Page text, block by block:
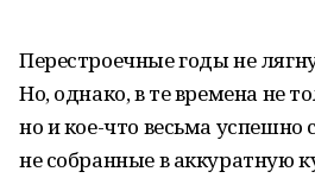
Перестроечные годы не
Но, однако, в те времена не
но и кое-что весьма успешно
не собранные в аккуратную